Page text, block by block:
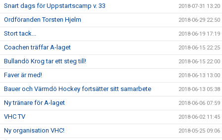
Snart dags för Uppstartscamp v. 33 2018-07-31 13:20
Ordföranden Torsten Hjelm 2018-06-29 22:50
Stort tack... 2018-06-19 17:19
Coachen träffar A-laget 2018-06-15 22:25
Bullandö Krog tar ett steg till! 2018-06-15 22:00
Faver är med! 2018-06-13 13:00
Bauer och Värmdö Hockey fortsätter sitt samarbete 2018-06-13 05:38
Ny tränare för A-laget 2018-06-06 07:59
VHC TV 2018-06-02 11:45
Ny organisation VHC! 2018-05-25 09:06